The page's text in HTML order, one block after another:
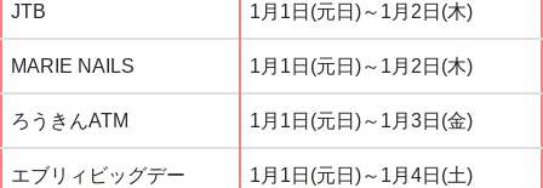
JTB 1月1日(元日)～1月2日(木)
MARIE NAILS 1月1日(元日)～1月2日(木)
ろうきんATM 1月1日(元日)～1月3日(金)
エブリィビッグデー 1月1日(元日)～1月4日(土)